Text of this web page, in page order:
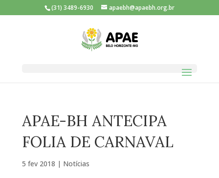
(31) 3489-6930 apaebh@apaebh.org.br
APAE-BH ANTECIPA
FOLIA DE CARNAVAL
5 fev 2018 | Notícias